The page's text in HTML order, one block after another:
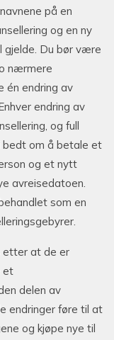
på en
og en ny
gjelde. Du bør være
nærmere
én endring av
endring av
og full
bedt om å betale et
og et nytt
avreisedatoen.
som en
etter at de er
et
delen av
endringer føre til at
og kjøpe nye til